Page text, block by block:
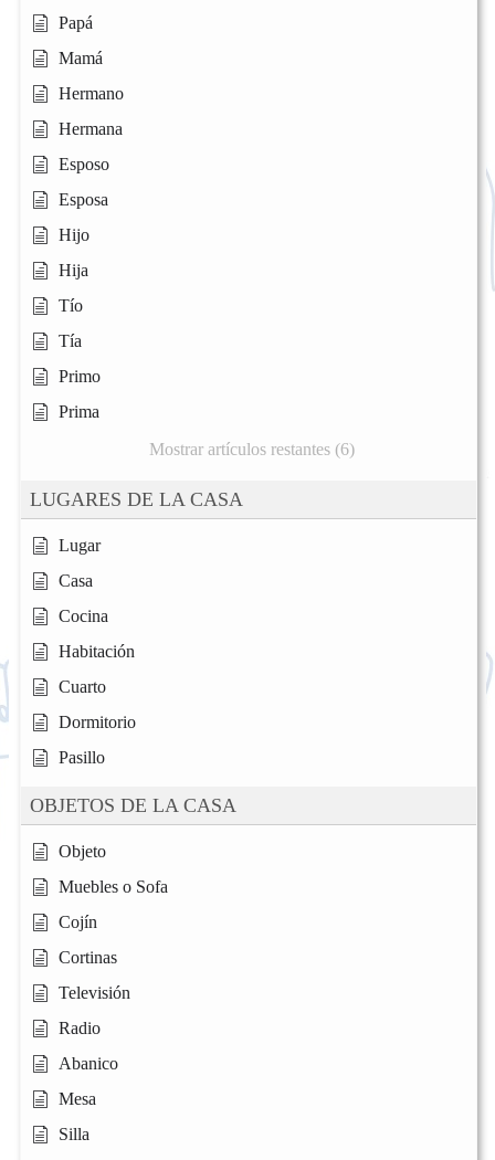
Papá
Mamá
Hermano
Hermana
Esposo
Esposa
Hijo
Hija
Tío
Tía
Primo
Prima
Mostrar artículos restantes (6)
LUGARES DE LA CASA
Lugar
Casa
Cocina
Habitación
Cuarto
Dormitorio
Pasillo
OBJETOS DE LA CASA
Objeto
Muebles o Sofa
Cojín
Cortinas
Televisión
Radio
Abanico
Mesa
Silla